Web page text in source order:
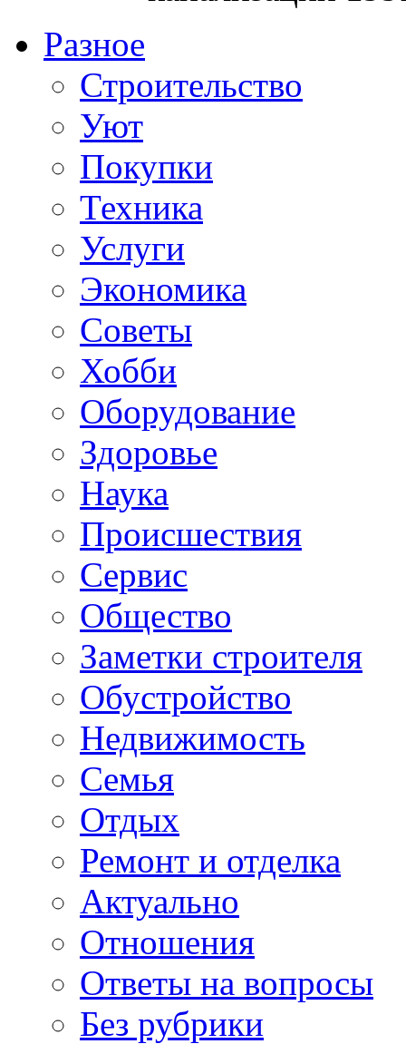
Разное
Строительство
Уют
Покупки
Техника
Услуги
Экономика
Советы
Хобби
Oборудование
Здоровье
Наука
Происшествия
Сервис
Общество
Заметки строителя
Обустройство
Недвижимость
Семья
Отдых
Ремонт и отделка
Актуально
Отношения
Ответы на вопросы
Без рубрики